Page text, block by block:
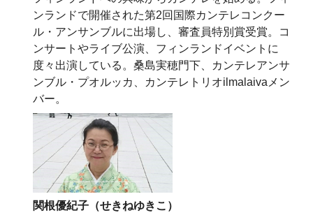
ンランドで開催された第2回国際カンテレコンクー
ル・アンサンブルに出場し、審査員特別賞受賞。コ
ンサートやライブ公演、フィンランドイベントに
度々出演している。桑島実穂門下、カンテレアンサ
ンブル・プオルッカ、カンテレトリオilmalaivaメン
バー。
関根優紀子（せきねゆきこ）